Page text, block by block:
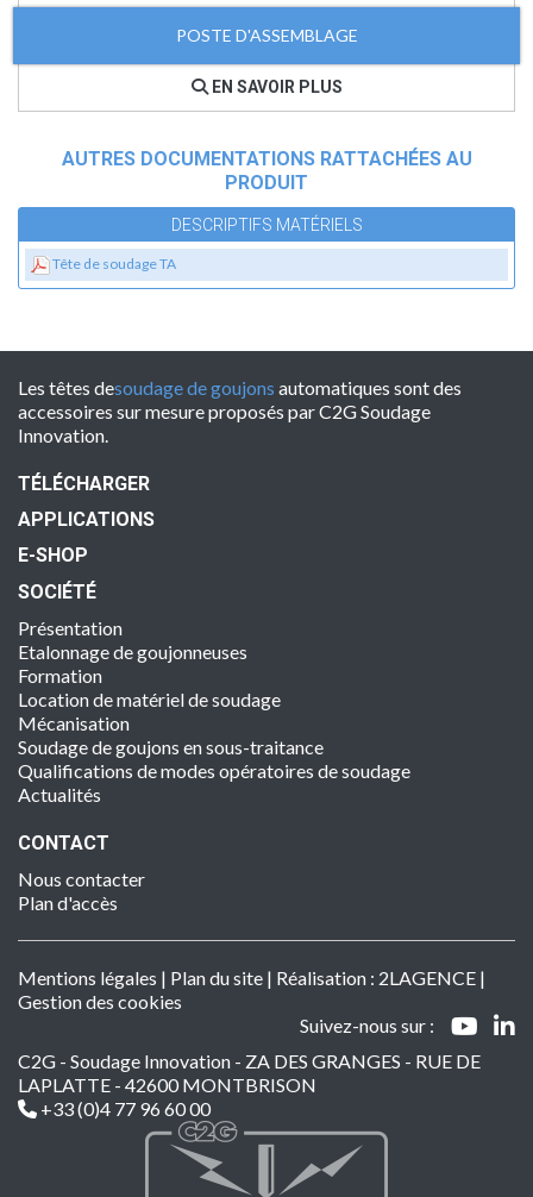
POSTE D'ASSEMBLAGE
EN SAVOIR PLUS
AUTRES DOCUMENTATIONS RATTACHÉES AU
PRODUIT
DESCRIPTIFS MATÉRIELS
Tête de soudage TA
Les têtes desoudage de goujons automatiques sont des
accessoires sur mesure proposés par C2G Soudage
Innovation.
TÉLÉCHARGER
APPLICATIONS
E-SHOP
SOCIÉTÉ
Présentation
Etalonnage de goujonneuses
Formation
Location de matériel de soudage
Mécanisation
Soudage de goujons en sous-traitance
Qualifications de modes opératoires de soudage
Actualités
CONTACT
Nous contacter
Plan d'accès
Mentions légales | Plan du site | Réalisation : 2LAGENCE |
Gestion des cookies
Suivez-nous sur :
C2G - Soudage Innovation - ZA DES GRANGES - RUE DE
LAPLATTE - 42600 MONTBRISON
+33 (0)4 77 96 60 00